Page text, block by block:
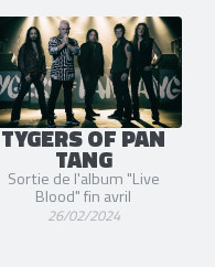
TYGERS OF PAN
TANG
Sortie de l'album "Live
Blood" fin avril
26/02/2024